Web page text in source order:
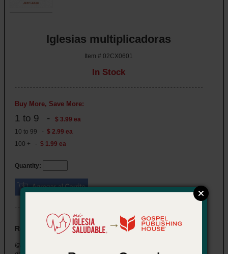
Iglesias multiplicadoras
Item # 02CX0601
In Stock
Buy More, Save More:
1 to 9 -
$ 3.99 ea
10 to 99 - $ 2.99 ea
100 + - $ 1.99 ea
Quantity:
Resumen
Iglesias multiplicadoras: Cómo hacer que funcione el modelo PAC
→